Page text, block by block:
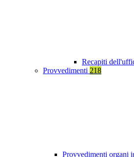
Recapiti
Provvedimenti 218
Provvedimenti organi